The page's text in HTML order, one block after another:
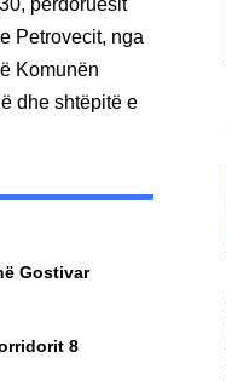
Petrovecit, nga
Komunën
dhe shtëpitë e
Gostivar
8